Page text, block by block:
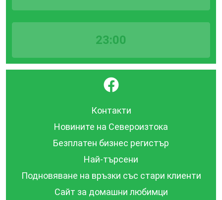
23:00
}
Контакти
Новините на Североизтока
Безплатен бизнес регистър
Най-търсени
Подновяване на връзки със стари клиенти
Сайт за домашни любимци